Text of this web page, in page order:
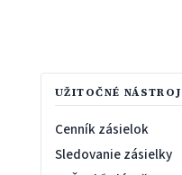
UŽITOČNÉ
Cenník zásielok
Sledovanie zásielky